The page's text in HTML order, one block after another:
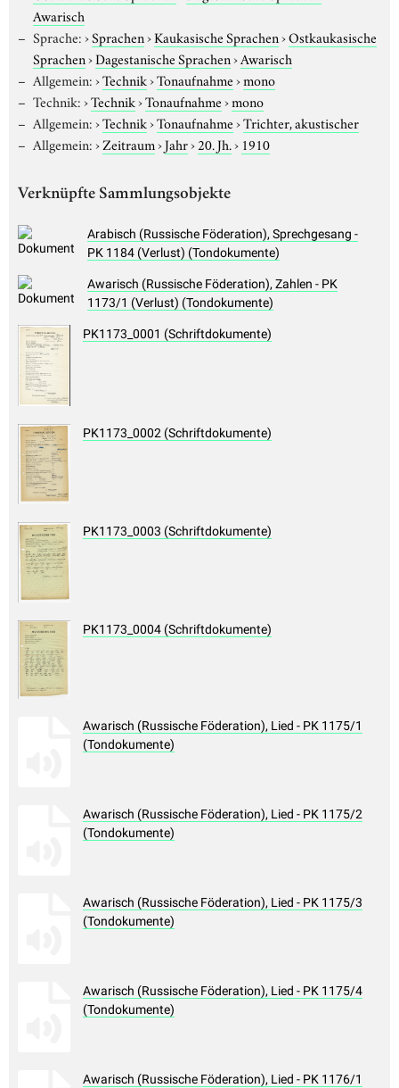
Awarisch
Sprache:›Sprachen›Kaukasische Sprachen›Ostkaukasische
Sprachen›Dagestanische Sprachen›Awarisch
Allgemein:›Technik›Tonaufnahme›mono
Technik:›Technik›Tonaufnahme›mono
Allgemein:›Technik›Tonaufnahme›Trichter, akustischer
Allgemein:›Zeitraum›Jahr›20. Jh.› 1910
Verknüpfte Sammlungsobjekte
Arabisch (Russische Föderation), Sprechgesang -
PK 1184 (Verlust) (Tondokumente)
Awarisch (Russische Föderation), Zahlen - PK
1173/1 (Verlust) (Tondokumente)
PK1173_0001 (Schriftdokumente)
PK1173_0002 (Schriftdokumente)
PK1173_0003 (Schriftdokumente)
PK1173_0004 (Schriftdokumente)
Awarisch (Russische Föderation), Lied - PK 1175/1
(Tondokumente)
Awarisch (Russische Föderation), Lied - PK 1175/2
(Tondokumente)
Awarisch (Russische Föderation), Lied - PK 1175/3
(Tondokumente)
Awarisch (Russische Föderation), Lied - PK 1175/4
(Tondokumente)
Awarisch (Russische Föderation), Lied - PK 1176/1